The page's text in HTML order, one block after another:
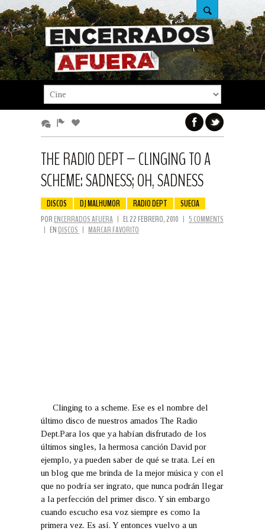
THE RADIO DEPT – CLINGING TO A
SCHEME: SADNESS; OH, SADNESS
DISCOS DJ MALHUMOR RADIO DEPT SUECIA
POR ENCERRADOS AFUERA | EL 22 FEBRERO, 2010 | 5 COMMENTS
| EN DISCOS | MARCAR FAVORITO
Clinging to a scheme. Ese es el nombre del
último disco de nuestros amados The Radio
Dept.Para los que ya habían disfrutado de los
últimos singles, la hermosa canción David por
ejemplo, ya pueden saber de qué se trata. Leí en
un blog que me brinda de la mejor música y con el
que no podría ser ingrato, que nunca podrán llegar
a la perfección del primer disco. Y sin embargo
cuando escucho esa voz siempre es como la
primera vez. Es así. Y entonces vuelvo a un